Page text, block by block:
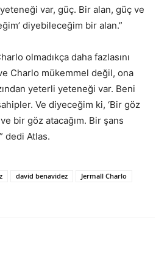
var, güç. Bir alan, güç ve
diyebileceğim bir alan.”
olmadıkça daha fazlasını
Charlo mükemmel değil, ona
yeterli yeteneği var. Beni
Ve diyeceğim ki, ‘Bir göz
bir göz atacağım. Bir şans
dedi Atlas.
david benavidez
Jermall Charlo